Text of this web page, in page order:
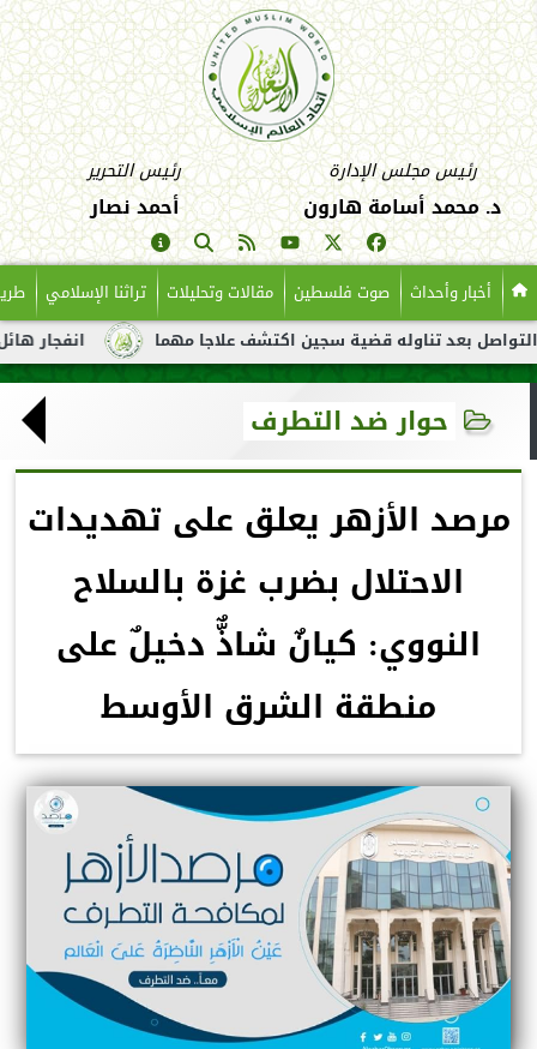
رئيس مجلس الإدارة
د. محمد أسامة هارون
رئيس التحرير
أحمد نصار
أخبار وأحداث صوت فلسطين مقالات وتحليلات تراثنا الإسلامي
انفجار هائل لناقلة تناوله قضية سجين اكتشف علاجا مهما
حوار ضد التطرف
مرصد الأزهر يعلق على تهديدات
الاحتلال بضرب غزة بالسلاح
النووي: كيانٌ شاذٌّ دخيلٌ على
منطقة الشرق الأوسط